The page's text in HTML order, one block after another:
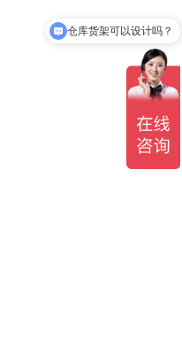
咨询智能仓库方案